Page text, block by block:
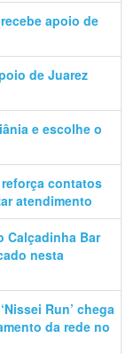
apoio de
de Juarez
e escolhe o
contatos
atendimento
Calçadinha Bar
nesta
Run’ chega
da rede no